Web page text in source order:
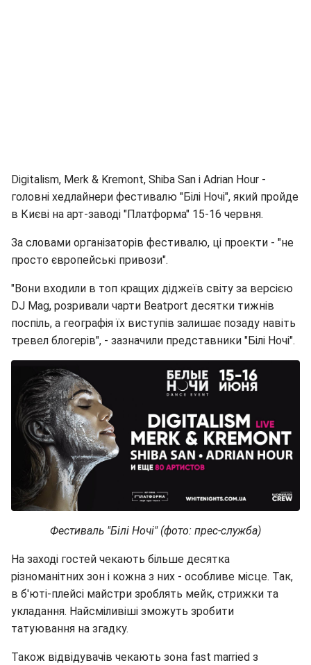
Digitalism, Merk & Kremont, Shiba San і Adrian Hour -
головні хедлайнери фестивалю "Білі Ночі", який пройде
в Києві на арт-заводі "Платформа" 15-16 червня.
За словами організаторів фестивалю, ці проекти - "не
просто європейські привози".
"Вони входили в топ кращих діджеїв світу за версією
DJ Mag, розривали чарти Beatport десятки тижнів
поспіль, а географія їх виступів залишає позаду навіть
тревел блогерів", - зазначили представники "Білі Ночі".
Фестиваль "Білі Ночі" (фото: прес-служба)
На заході гостей чекають більше десятка
різноманітних зон і кожна з них - особливе місце. Так,
в б'юті-плейсі майстри зроблять мейк, стрижки та
укладання. Найсміливіші зможуть зробити
татуювання на згадку.
Також відвідувачів чекають зона fast married з